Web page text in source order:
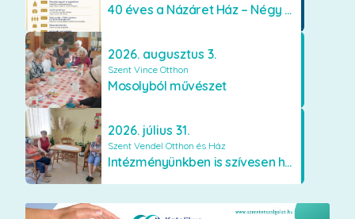
40 éves a Názáret Ház – Négy évtized szeretetben és gondoskodásban
2026. augusztus 3.
Szent Vince Otthon
Mosolyból művészet
2026. július 31.
Szent Vendel Otthon és Ház
Intézményünkben is szívesen használják a VR szemüveget